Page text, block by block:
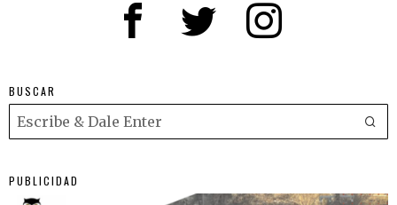
BUSCAR
PUBLICIDAD